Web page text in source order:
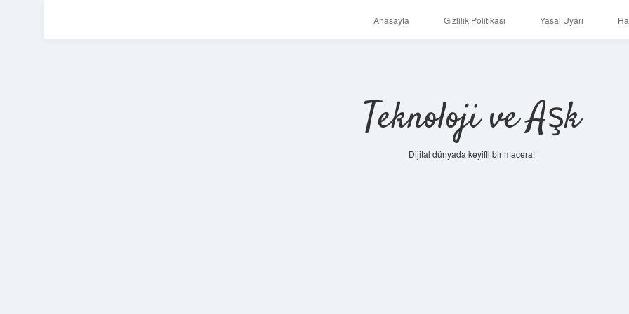
Anasayfa Gizlilik Politikası Yasal Uyarı
Teknoloji ve Aşk
Dijital dünyada keyifli bir macera!